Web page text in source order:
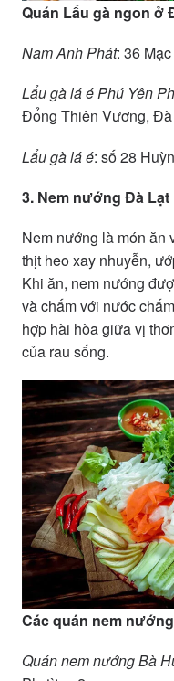
Quán Lẩu gà ngon ở
Nam Anh Phát: 36
Lẩu gà lá é Phú Yên
Đổng Thiên Vương,
Lẩu gà lá é: số 28
3. Nem nướng Đà Lạt
Nem nướng là món ăn
thịt heo xay nhuyễn,
Khi ăn, nem nướng
và chấm với nước
hợp hài hòa giữa vị
của rau sống.
Các quán nem
Quán nem nướng Bà